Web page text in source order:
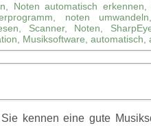
Noten automatisch
noten
Scanner, Noten,
Musiksoftware, automatisch,
kennen eine gute